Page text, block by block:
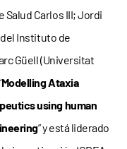
Carlos III; Jordi
Instituto de
Güell (Universitat
Modelling Ataxia
using human
” y está liderado